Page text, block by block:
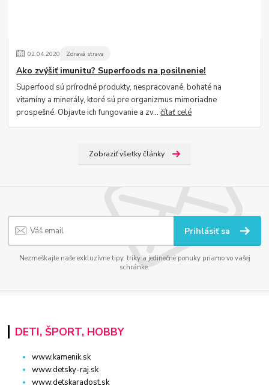
02.04.2020 Zdravá strava
Ako zvýšiť imunitu? Superfoods na posilnenie!
Superfood sú prírodné produkty, nespracované, bohaté na
vitamíny a minerály, ktoré sú pre organizmus mimoriadne
prospešné. Objavte ich fungovanie a zv...čítať celé
Zobraziť všetky články
Prihlásiť sa
Nezmeškajte naše exkluzívne tipy, triky a jedinečné ponuky priamo vo vašej
schránke.
DETI, ŠPORT, HOBBY
www.kamenik.sk
www.detsky-raj.sk
www.detskaradost.sk